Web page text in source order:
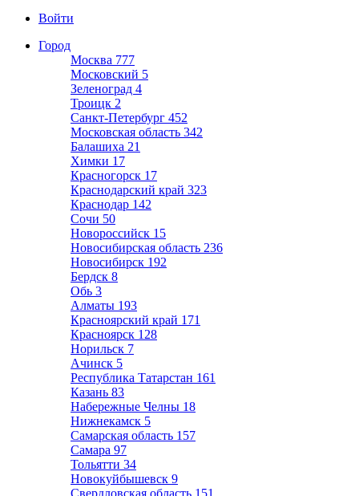
Войти
Город
Москва 777
Московский 5
Зеленоград 4
Троицк 2
Санкт-Петербург 452
Московская область 342
Балашиха 21
Химки 17
Красногорск 17
Краснодарский край 323
Краснодар 142
Сочи 50
Новороссийск 15
Новосибирская область 236
Новосибирск 192
Бердск 8
Обь 3
Алматы 193
Красноярский край 171
Красноярск 128
Норильск 7
Ачинск 5
Республика Татарстан 161
Казань 83
Набережные Челны 18
Нижнекамск 5
Самарская область 157
Самара 97
Тольятти 34
Новокуйбышевск 9
Свердловская область 151